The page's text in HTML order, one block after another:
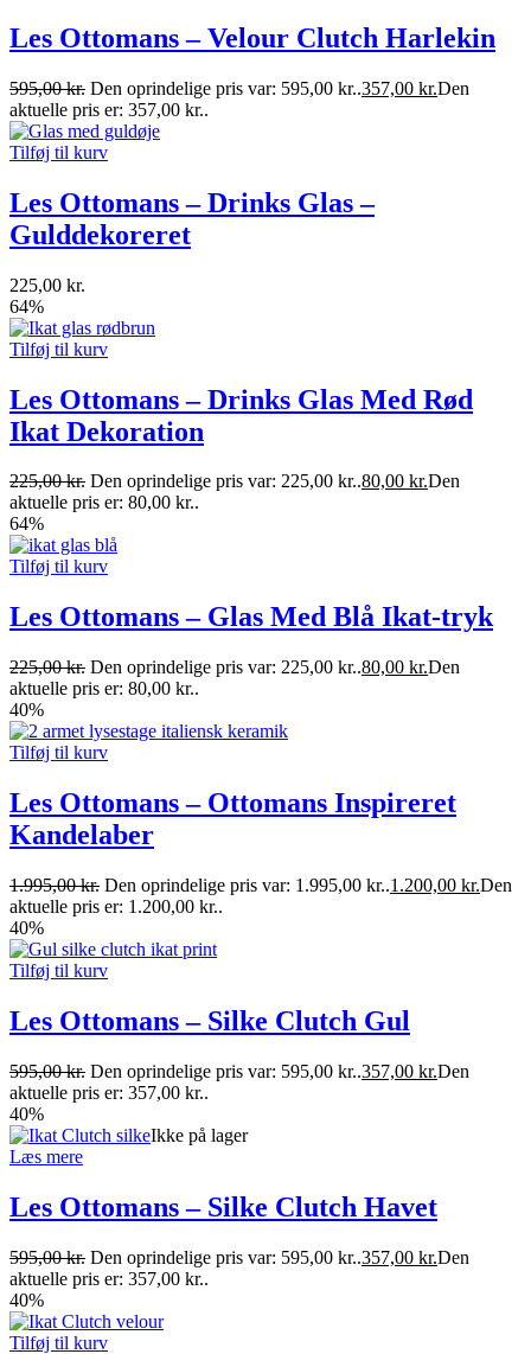
Les Ottomans – Velour Clutch Harlekin
595,00kr. Den oprindelige pris var: 595,00 kr..357,00 kr.Den
aktuelle pris er: 357,00 kr..
Tilføj til kurv
Les Ottomans – Drinks Glas –
Gulddekoreret
225,00 kr.
64%
Tilføj til kurv
Les Ottomans – Drinks Glas Med Rød
Ikat Dekoration
225,00kr. Den oprindelige pris var: 225,00 kr..80,00 kr.Den
aktuelle pris er: 80,00 kr..
64%
Tilføj til kurv
Les Ottomans – Glas Med Blå Ikat-tryk
225,00kr. Den oprindelige pris var: 225,00 kr..80,00 kr.Den
aktuelle pris er: 80,00 kr..
40%
Tilføj til kurv
Les Ottomans – Ottomans Inspireret
Kandelaber
1.995,00kr. Den oprindelige pris var: 1.995,00 kr..1.200,00 kr.Den
aktuelle pris er: 1.200,00 kr..
40%
Tilføj til kurv
Les Ottomans – Silke Clutch Gul
595,00kr. Den oprindelige pris var: 595,00 kr..357,00 kr.Den
aktuelle pris er: 357,00 kr..
40%
Ikke på lager
Læs mere
Les Ottomans – Silke Clutch Havet
595,00kr. Den oprindelige pris var: 595,00 kr..357,00 kr.Den
aktuelle pris er: 357,00 kr..
40%
Tilføj til kurv